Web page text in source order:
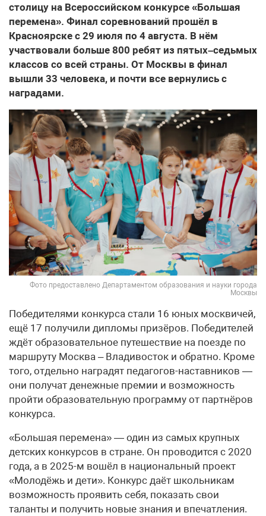
столицу на Всероссийском конкурсе «Большая
перемена». Финал соревнований прошёл в
Красноярске с 29 июля по 4 августа. В нём
участвовали больше 800 ребят из пятых–седьмых
классов со всей страны. От Москвы в финал
вышли 33 человека, и почти все вернулись с
наградами.
Фото предоставлено Департаментом образования и науки города
Москвы
Победителями конкурса стали 16 юных москвичей,
ещё 17 получили дипломы призёров. Победителей
ждёт образовательное путешествие на поезде по
маршруту Москва – Владивосток и обратно. Кроме
того, отдельно наградят педагогов-наставников —
они получат денежные премии и возможность
пройти образовательную программу от партнёров
конкурса.
«Большая перемена» — один из самых крупных
детских конкурсов в стране. Он проводится с 2020
года, а в 2025-м вошёл в национальный проект
«Молодёжь и дети». Конкурс даёт школьникам
возможность проявить себя, показать свои
таланты и получить новые знания и впечатления.